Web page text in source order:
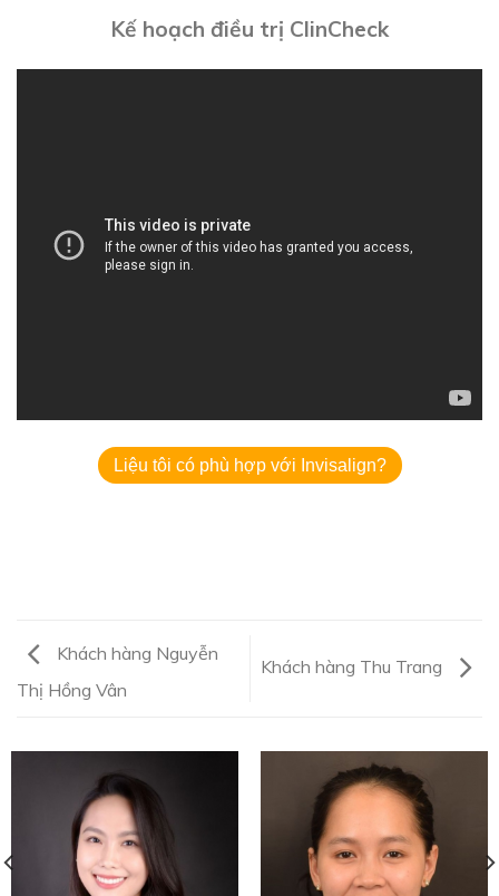
Kế hoạch điều trị ClinCheck
Liệu tôi có phù hợp với Invisalign?
Khách hàng Nguyễn
Thị Hồng Vân
Khách hàng Thu Trang